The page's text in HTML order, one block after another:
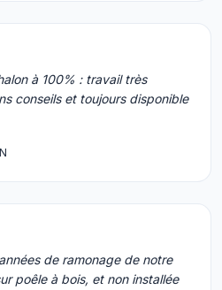
à 100% : travail très
conseils et toujours disponible
de ramonage de notre
poêle à bois, et non installée